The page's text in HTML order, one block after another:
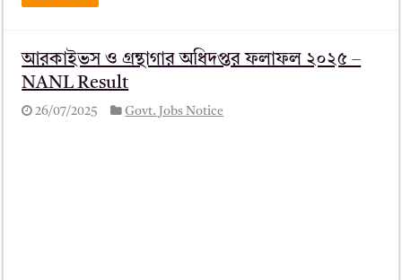
আরকাইভস ও গ্রন্থাগার অধিদপ্তর ফলাফল ২০২৫ –
NANL Result
26/07/2025 Govt. Jobs Notice